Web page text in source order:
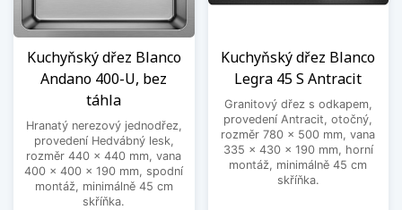
Kuchyňský dřez Blanco
Andano 400-U, bez
táhla
Hranatý nerezový jednodřez,
provedení Hedvábný lesk,
rozměr 440 x 440 mm, vana
400 x 400 x 190 mm, spodní
montáž, minimálně 45 cm
skříňka.
Kuchyňský dřez Blanco
Legra 45 S Antracit
Granitový dřez s odkapem,
provedení Antracit, otočný,
rozměr 780 x 500 mm, vana
335 x 430 x 190 mm, horní
montáž, minimálně 45 cm
skříňka.